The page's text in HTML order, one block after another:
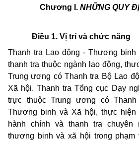
Chương I. NHỮNG QUY
Điều 1. Vị trí và chức năng
Thanh tra Lao động - Thương
thanh tra thuộc ngành lao động,
Trung ương có Thanh tra Bộ Lao
Xã hội. Thanh tra Tổng cục Dạy
trực thuộc Trung ương có
Thương binh và Xã hội, thực hiện
hành chính và thanh tra chuyên
thương binh và xã hội trong